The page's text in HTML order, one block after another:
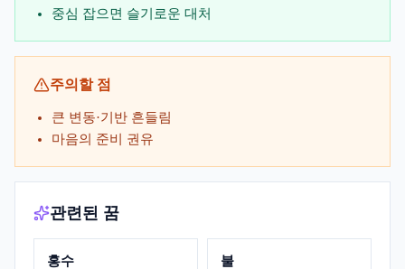
중심 잡으면 슬기로운 대처
주의할 점
큰 변동·기반 흔들림
마음의 준비 권유
관련된 꿈
홍수 불